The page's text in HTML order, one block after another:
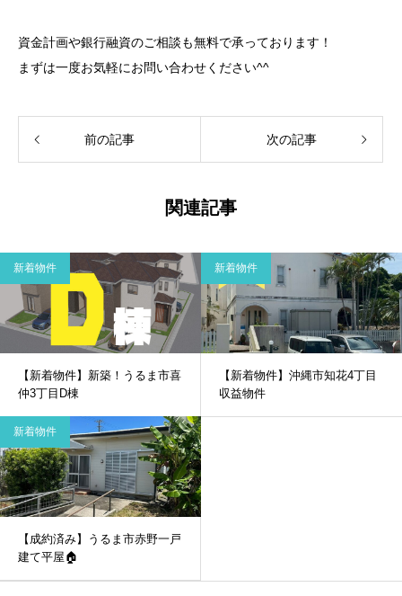
資金計画や銀行融資のご相談も無料で承っております！
まずは一度お気軽にお問い合わせください^^
前の記事 次の記事
関連記事
新着物件
【新着物件】新築！うるま市喜
仲3丁目D棟
新着物件
【新着物件】沖縄市知花4丁目
収益物件
新着物件
【成約済み】うるま市赤野一戸
建て平屋🏠